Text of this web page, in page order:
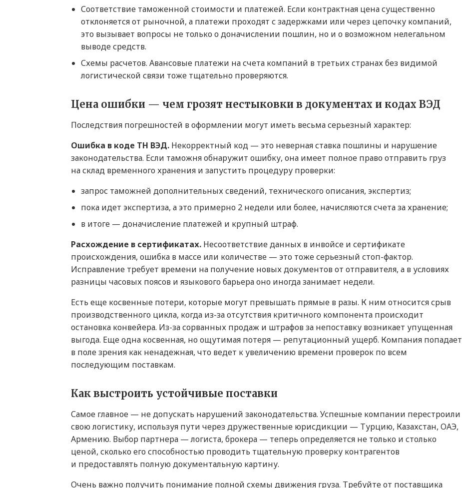
Соответствие таможенной стоимости и платежей. Если контрактная цена существенно
отклоняется от рыночной, а платежи проходят с задержками или через цепочку компаний,
это вызывает вопросы не только о доначислении пошлин, но и о возможном нелегальном
выводе средств.
Схемы расчетов. Авансовые платежи на счета компаний в третьих странах без видимой
логистической связи тоже тщательно проверяются.
Цена ошибки — чем грозят нестыковки в документах и кодах ВЭД
Последствия погрешностей в оформлении могут иметь весьма серьезный характер:
Ошибка в коде ТН ВЭД. Некорректный код — это неверная ставка пошлины и нарушение
законодательства. Если таможня обнаружит ошибку, она имеет полное право отправить груз
на склад временного хранения и запустить процедуру проверки:
запрос таможней дополнительных сведений, технического описания, экспертиз;
пока идет экспертиза, а это примерно 2 недели или более, начисляются счета за хранение;
в итоге — доначисление платежей и крупный штраф.
Расхождение в сертификатах. Несоответствие данных в инвойсе и сертификате
происхождения, ошибка в массе или количестве — это тоже серьезный стоп-фактор.
Исправление требует времени на получение новых документов от отправителя, а в условиях
разницы часовых поясов и языкового барьера оно иногда занимает недели.
Есть еще косвенные потери, которые могут превышать прямые в разы. К ним относится срыв
производственного цикла, когда из-за отсутствия критичного компонента происходит
остановка конвейера. Из-за сорванных продаж и штрафов за непоставку возникает упущенная
выгода. Еще одна косвенная, но ощутимая потеря — репутационный ущерб. Компания попадает
в поле зрения как ненадежная, что ведет к увеличению времени проверок по всем
последующим поставкам.
Как выстроить устойчивые поставки
Самое главное — не допускать нарушений законодательства. Успешные компании перестроили
свою логистику, используя пути через дружественные юрисдикции — Турцию, Казахстан, ОАЭ,
Армению. Выбор партнера — логиста, брокера — теперь определяется не только и столько
ценой, сколько его способностью проводить тщательную проверку контрагентов
и предоставлять полную документальную картину.
Очень важно получить понимание полной схемы движения груза. Требуйте от поставщика